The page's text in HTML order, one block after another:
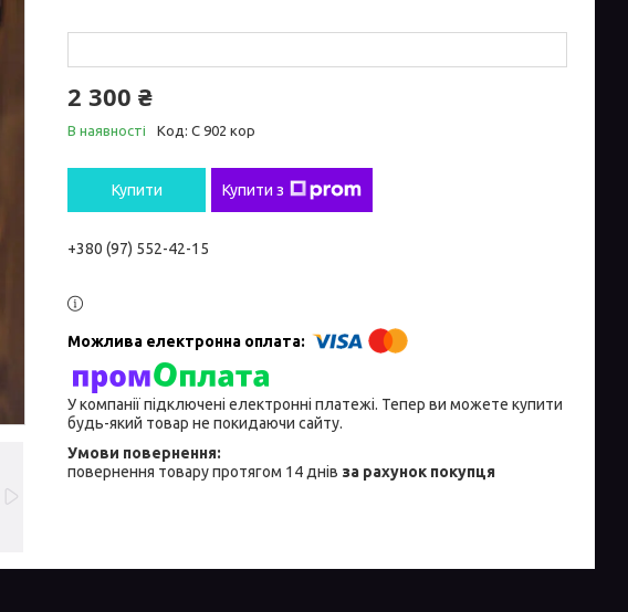
2 300 ₴
В наявності Код: С 902 кор
Купити Купити з
+380 (97) 552-42-15
У компанії підключені електронні платежі. Тепер ви можете купити
будь-який товар не покидаючи сайту.
повернення товару протягом 14 днів за рахунок покупця